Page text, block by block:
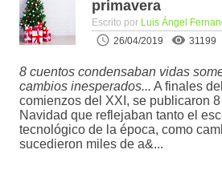
primavera
Escrito por Luis Ángel
26/04/2019
31199
8 cuentos condensaban vidas
cambios inesperados... A finales
comienzos del XXI, se publicaron
Navidad que reflejaban tanto el
tecnológico de la época, como
sucedieron miles de a&...